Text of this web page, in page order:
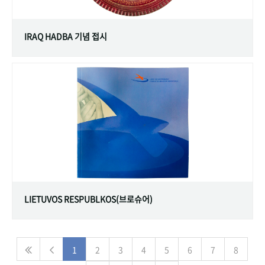
IRAQ HADBA 기념 접시
LIETUVOS RESPUBLKOS(브로슈어)
1 2 3 4 5 6 7 8